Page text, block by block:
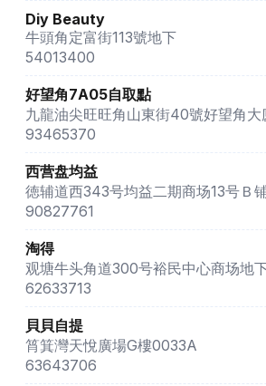
Diy Beauty
牛頭角定富街113號地下
54013400
好望角7A05自取點
九龍油尖旺旺角山東街40號好望角
93465370
西营盘均益
徳辅道西343号均益二期商场13号Ｂ
90827761
淘得
观塘牛头角道300号裕民中心商场地
62633713
貝貝自提
筲箕灣天悅廣場G樓0033A
63643706